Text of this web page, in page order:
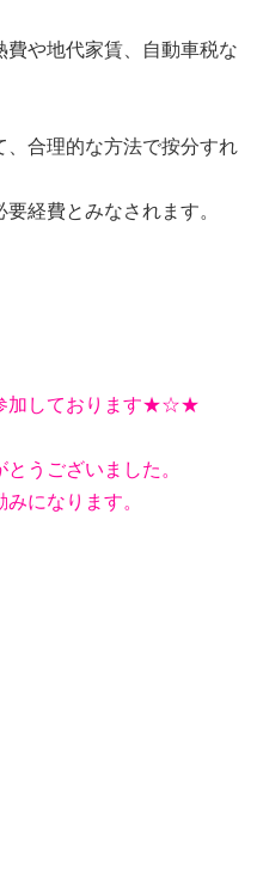
費や地代家賃、自動車税な
合理的な方法で按分すれ
経費とみなされます。
加しております★☆★
うございました。
になります。